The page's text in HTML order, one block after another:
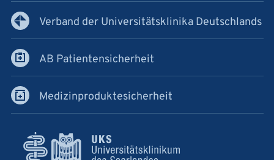
Verband der Universitätsklinika Deutschlands
AB Patientensicherheit
Medizinproduktesicherheit